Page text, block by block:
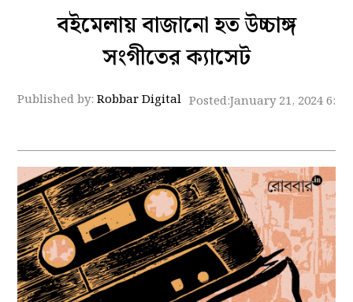
বইমেলায় বাজানো হত উচ্চাঙ্গ
সংগীতের ক্যাসেট
Published by:Robbar Digital Posted:January 21, 2024